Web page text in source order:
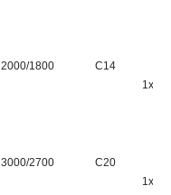
2000/1800 C14
3000/2700 C20